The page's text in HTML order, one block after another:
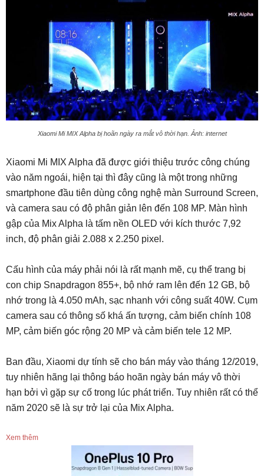
Xiaomi Mi MIX Alpha bị hoãn ngày ra mắt vô thời hạn. Ảnh: internet
Xiaomi Mi MIX Alpha đã được giới thiệu trước công chúng
vào năm ngoái, hiện tại thì đây cũng là một trong những
smartphone đầu tiên dùng công nghệ màn Surround Screen,
và camera sau có độ phân giản lên đến 108 MP. Màn hình
gập của Mix Alpha là tấm nền OLED với kích thước 7,92
inch, độ phân giải 2.088 x 2.250 pixel.
Cấu hình của máy phải nói là rất mạnh mẽ, cụ thể trang bị
con chip Snapdragon 855+, bộ nhớ ram lên đến 12 GB, bộ
nhớ trong là 4.050 mAh, sạc nhanh với công suất 40W. Cụm
camera sau có thông số khá ấn tượng, cảm biến chính 108
MP, cảm biến góc rộng 20 MP và cảm biến tele 12 MP.
Ban đầu, Xiaomi dự tính sẽ cho bán máy vào tháng 12/2019,
tuy nhiên hãng lại thông báo hoãn ngày bán máy vô thời
hạn bởi vì gặp sự cố trong lúc phát triển. Tuy nhiên rất có thể
năm 2020 sẽ là sự trở lại của Mix Alpha.
Xem thêm